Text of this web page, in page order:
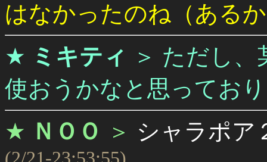
はなかったのね（ある
★ ミキティ ＞ ただし、
使おうかなと思ってお
★ ＮＯＯ ＞ シャラポア